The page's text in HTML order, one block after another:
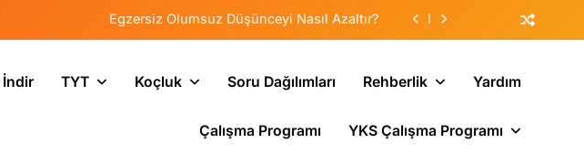
Egzersiz Olumsuz Düşünceyi Nasıl Azaltır?
Tercih Stresinde Veliler Çocuğa Nasıl Destek Olur?
Tekrarlama Zorlantısı: Neden Geçmişi Tekrarlıyoruz?
İndir TYT Koçluk Soru Dağılımları Rehberlik Yardım
Çalışma Programı YKS Çalışma Programı